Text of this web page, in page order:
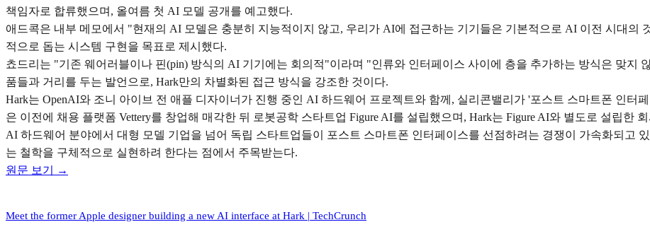
책임자로 합류했으며, 올여름 첫 AI 모델 공개를 예고했다.
애드콕은 내부 메모에서 "현재의 AI 모델은 충분히 지능적이지 않고, 우리가 AI에 접근하는 기기들은 기본적으로 AI 이전 시대의
적으로 돕는 시스템 구현을 목표로 제시했다.
쵸드리는 "기존 웨어러블이나 핀(pin) 방식의 AI 기기에는 회의적"이라며 "인류와 인터페이스 사이에 층을 추가하는 방식은 맞지
품들과 거리를 두는 발언으로, Hark만의 차별화된 접근 방식을 강조한 것이다.
Hark는 OpenAI와 조니 아이브 전 애플 디자이너가 진행 중인 AI 하드웨어 프로젝트와 함께, 실리콘밸리가 '포스트 스마트폰 인터
은 이전에 채용 플랫폼 Vettery를 창업해 매각한 뒤 로봇공학 스타트업 Figure AI를 설립했으며, Hark는 Figure AI와 별도로 설립한
AI 하드웨어 분야에서 대형 모델 기업을 넘어 독립 스타트업들이 포스트 스마트폰 인터페이스를 선점하려는 경쟁이 가속화되고
는 철학을 구체적으로 실현하려 한다는 점에서 주목받는다.
원문 보기 →
Meet the former Apple designer building a new AI interface at Hark | TechCrunch